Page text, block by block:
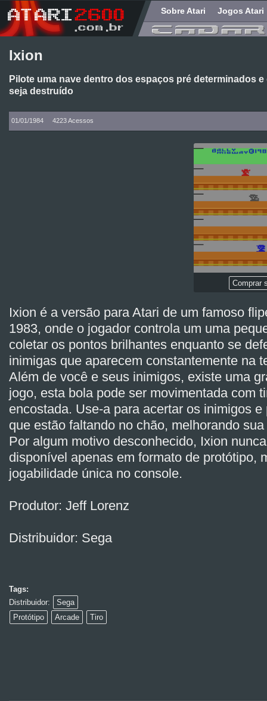
Sobre Atari Jogos Atari
Ixion
Pilote uma nave dentro dos espaços pré determinados
seja destruído
01/01/1984 4223 Acessos
Comprar
Ixion é a versão para Atari de um famoso
1983, onde o jogador controla um uma
coletar os pontos brilhantes enquanto se
inimigas que aparecem constantemente na
Além de você e seus inimigos, existe uma
jogo, esta bola pode ser movimentada com
encostada. Use-a para acertar os inimigos
que estão faltando no chão, melhorando
Por algum motivo desconhecido, Ixion
disponível apenas em formato de protótipo,
jogabilidade única no console.
Produtor: Jeff Lorenz
Distribuidor: Sega
Tags:
Distribuidor:
Sega
Protótipo
Arcade Tiro